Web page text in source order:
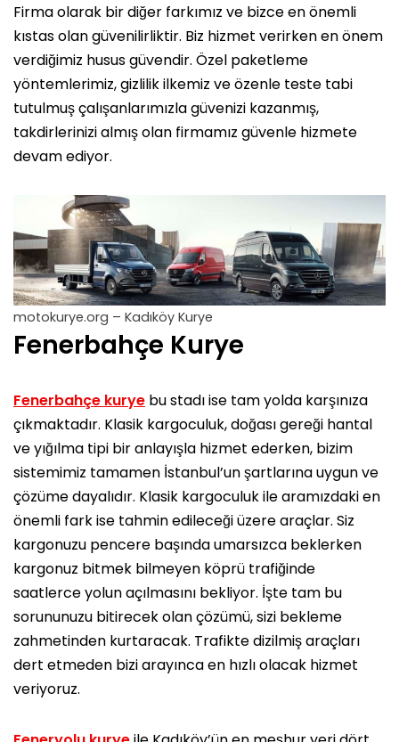
Firma olarak bir diğer farkımız ve bizce en önemli
kıstas olan güvenilirliktir. Biz hizmet verirken en önem
verdiğimiz husus güvendir. Özel paketleme
yöntemlerimiz, gizlilik ilkemiz ve özenle teste tabi
tutulmuş çalışanlarımızla güvenizi kazanmış,
takdirlerinizi almış olan firmamız güvenle hizmete
devam ediyor.
motokurye.org – Kadıköy Kurye
Fenerbahçe Kurye
Fenerbahçe kurye bu stadı ise tam yolda karşınıza
çıkmaktadır. Klasik kargoculuk, doğası gereği hantal
ve yığılma tipi bir anlayışla hizmet ederken, bizim
sistemimiz tamamen İstanbul’un şartlarına uygun ve
çözüme dayalıdır. Klasik kargoculuk ile aramızdaki en
önemli fark ise tahmin edileceği üzere araçlar. Siz
kargonuzu pencere başında umarsızca beklerken
kargonuz bitmek bilmeyen köprü trafiğinde
saatlerce yolun açılmasını bekliyor. İşte tam bu
sorununuzu bitirecek olan çözümü, sizi bekleme
zahmetinden kurtaracak. Trafikte dizilmiş araçları
dert etmeden bizi arayınca en hızlı olacak hizmet
veriyoruz.